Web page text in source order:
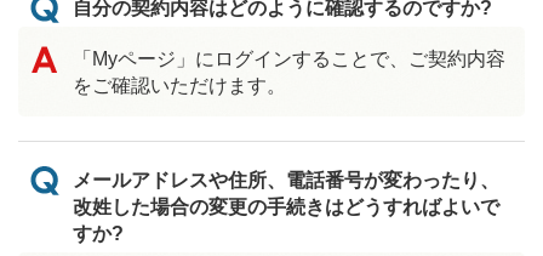
自分の契約内容はどのように確認するのですか?
「Myページ」にログインすることで、ご契約内容
をご確認いただけます。
メールアドレスや住所、電話番号が変わったり、
改姓した場合の変更の手続きはどうすればよいで
すか?